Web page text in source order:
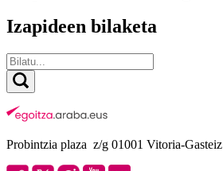
Izapideen bilaketa
Probintzia plaza z/g 01001 Vitoria-Gasteiz